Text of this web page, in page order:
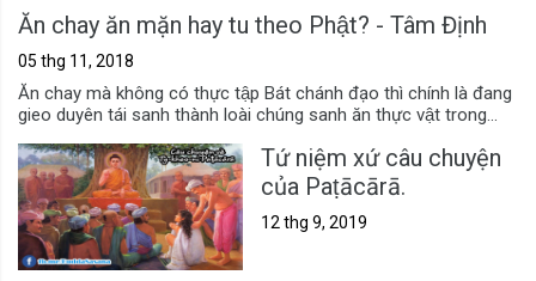
Ăn chay ăn mặn hay tu theo Phật? - Tâm Định
05 thg 11, 2018
Ăn chay mà không có thực tập Bát chánh đạo thì chính là đang
gieo duyên tái sanh thành loài chúng sanh ăn thực vật trong...
Tứ niệm xứ câu chuyện
của Paṭācārā.
12 thg 9, 2019